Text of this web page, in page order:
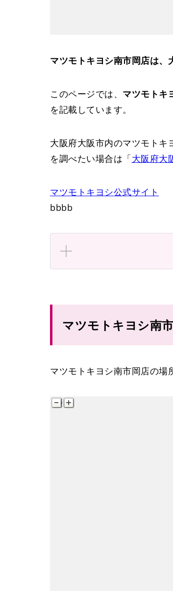
マツモトキヨシ南市岡店は、
このページでは、 マツモトキ
を記載しています。
大阪府大阪市内のマツモトキ
を調べたい場合は「大阪府大
マツモトキヨシ公式サイト
bbbb
マツモトキヨシ南
マツモトキヨシ南市岡店の場